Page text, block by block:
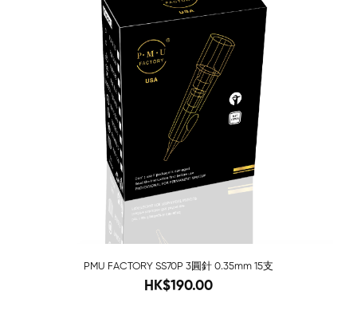
PMU FACTORY SS70P 3圓針 0.35mm 15支
280
HK$190.00